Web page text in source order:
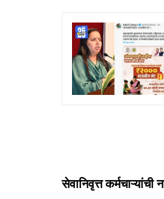
सेवानिवृत्त कर्मचाऱ्यांची